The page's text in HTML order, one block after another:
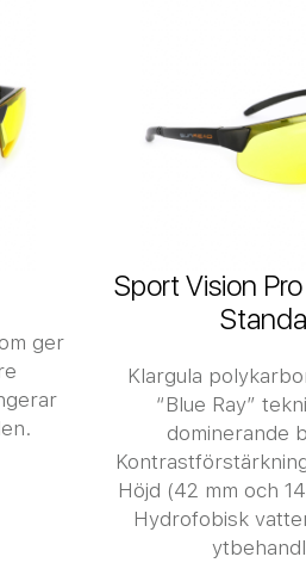
ger
Sport Vision
Klargula
“Blue Ray”
dominerande
Höjd (42 mm och
Hydrofobisk